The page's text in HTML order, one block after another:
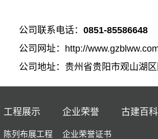
公司联系电话： 0851-85586648
公司网址：http://
公司地址：贵州省贵阳市观山湖
工程展示
陈列布展工程
企业荣誉
企业荣誉证书
古建百科